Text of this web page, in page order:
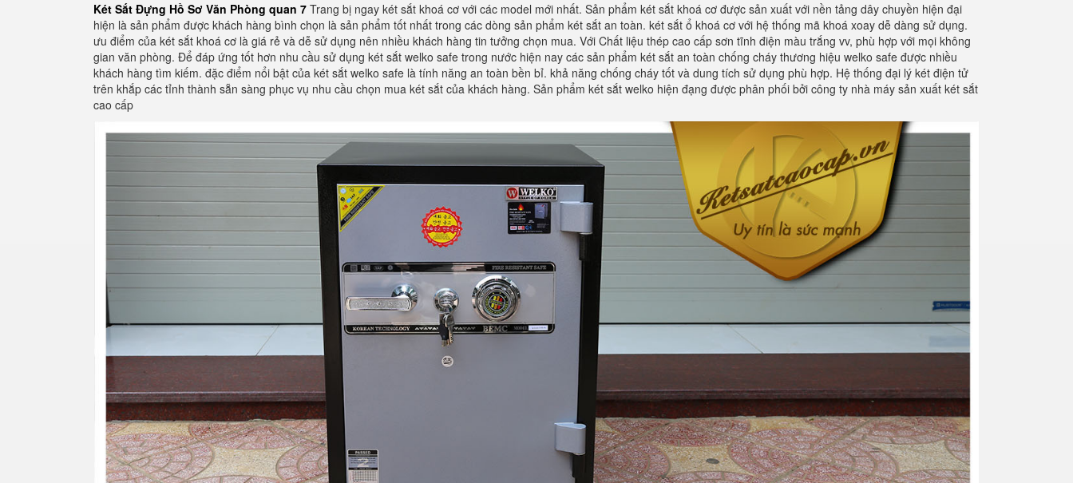
Két Sắt Đựng Hồ Sơ Văn Phòng quan 7 Trang bị ngay két sắt khoá cơ với các model mới nhất. Sản phẩm két sắt khoá cơ được sản xuất với nền tảng dây chuyền hiện đại
hiện là sản phẩm được khách hàng bình chọn là sản phẩm tốt nhất trong các dòng sản phẩm két sắt an toàn. két sắt ổ khoá cơ với hệ thống mã khoá xoay dễ dàng sử dụng.
ưu điểm của két sắt khoá cơ là giá rẻ và dễ sử dụng nên nhiều khách hàng tin tưởng chọn mua. Với Chất liệu thép cao cấp sơn tĩnh điện màu trắng vv, phù hợp với mọi không
gian văn phòng. Để đáp ứng tốt hơn nhu cầu sử dụng két sắt welko safe trong nước hiện nay các sản phẩm két sắt an toàn chống cháy thương hiệu welko safe được nhiều
khách hàng tìm kiếm. đặc điểm nổi bật của két sắt welko safe là tính năng an toàn bền bỉ. khả năng chống cháy tốt và dung tích sử dụng phù hợp. Hệ thống đại lý két điện tử
trên khắp các tỉnh thành sẵn sàng phục vụ nhu cầu chọn mua két sắt của khách hàng. Sản phẩm két sắt welko hiện đạng được phân phối bởi công ty nhà máy sản xuất két sắt
cao cấp